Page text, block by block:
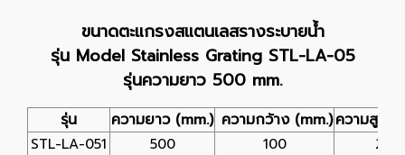
ขนาดตะแกรงสแตนเลสรางระบายน้ำ
รุ่น Model Stainless Grating STL-LA-05
รุ่นความยาว 500 mm.
รุ่น ความยาว (mm.) ความกว้าง (mm.)ความสูง
STL-LA-051 500 100
25